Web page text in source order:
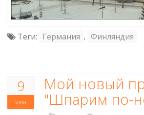
Теги: Германия , Финляндия
9
июн
Мой новый
"Шпарим по-